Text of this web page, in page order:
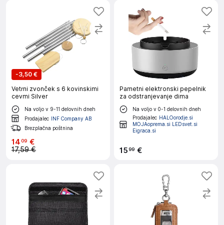
-3,50 €
Vetrni zvonček s 6 kovinskimi
cevmi Silver
Na voljo v 9-11 delovnih dneh
Prodajalec INF Company AB
Brezplačna poštnina
1409 €
17,59 €
Pametni elektronski pepelnik
za odstranjevanje dima
Na voljo v 0-1 delovnih dneh
Prodajalec HALOorodje.si
MOJAoprema.si LEDsvet.si
Eigraca.si
1599 €